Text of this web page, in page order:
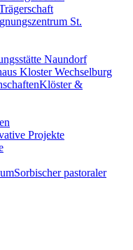
St.
Naundorf
Kloster Wechselburg
Klöster &
Projekte
Sorbischer pastoraler